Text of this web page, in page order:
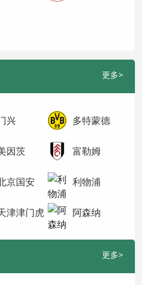
更多>
兴 多特蒙德
因茨 富勒姆
京国安 利物浦
津津门虎 阿森纳
更多>